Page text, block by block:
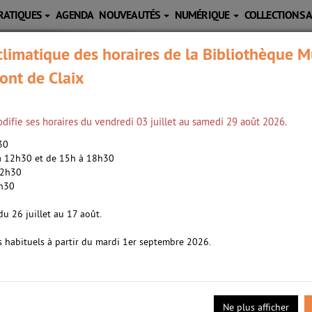
AGENDA NOUVEAUTÉS NUMÉRIQUE COLLECTIONS
Christelle (1980-....). Auteur
en plus impressionnants : Babel, le Pôle, Anima... aucune
Mais comment faire sans même savoir à quoi il ressemble ?
des horaires de la Bibliothèque
de Claix
ses horaires du vendredi 03 juillet au samedi 29 août 2026.
12h30 et de 15h à 18h30
26 juillet au 17 août.
habituels à partir du mardi 1er septembre 2026.
Ne plus afficher